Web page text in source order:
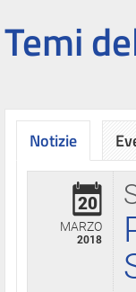
Temi
Notizie
20
MARZO
2018